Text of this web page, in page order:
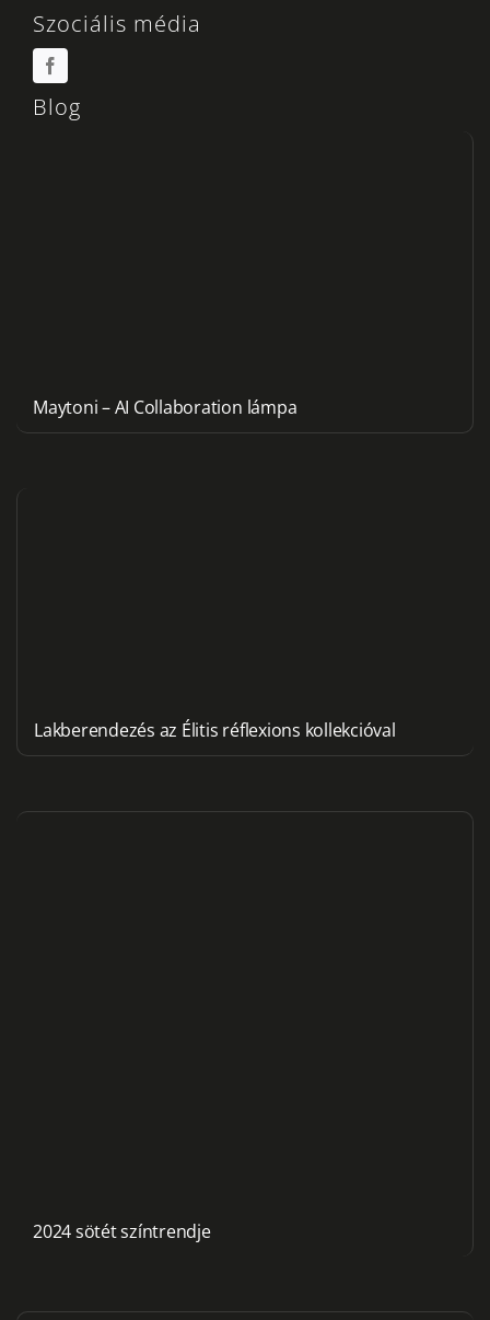
Szociális média
Blog
Maytoni – AI Collaboration lámpa
Lakberendezés az Élitis réflexions kollekcióval
2024 sötét színtrendje